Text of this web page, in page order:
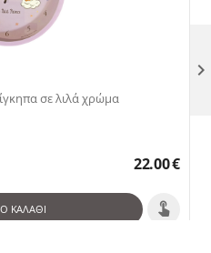
σε λιλά χρώμα
22.00€
ΚΑΛΆΘΙ
